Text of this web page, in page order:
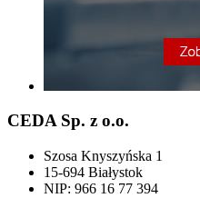
CEDA Sp. z o.o.
Szosa Knyszyńska 1
15-694 Białystok
NIP: 966 16 77 394